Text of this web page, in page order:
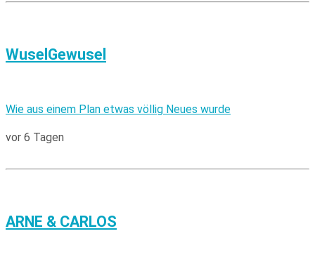
WuselGewusel
Wie aus einem Plan etwas völlig Neues wurde
vor 6 Tagen
ARNE & CARLOS